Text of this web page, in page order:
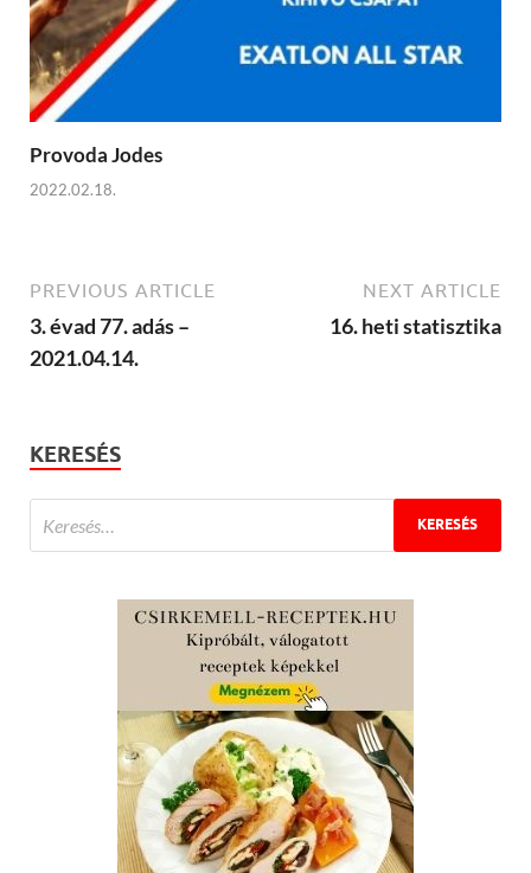
Provoda Jodes
2022.02.18.
PREVIOUS ARTICLE
3. évad 77. adás –
2021.04.14.
NEXT ARTICLE
16. heti statisztika
KERESÉS